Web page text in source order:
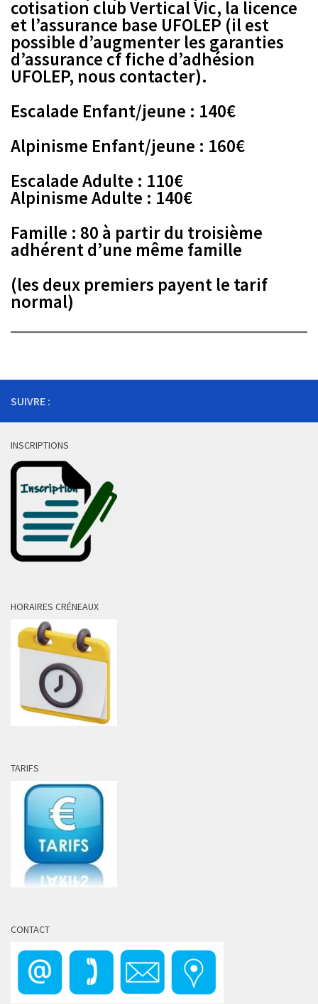
cotisation club Vertical Vic, la licence
et l’assurance base UFOLEP (il est
possible d’augmenter les garanties
d’assurance cf fiche d’adhésion
UFOLEP, nous contacter).
Escalade Enfant/jeune : 140€
Alpinisme Enfant/jeune : 160€
Escalade Adulte : 110€
Alpinisme Adulte : 140€
Famille : 80 à partir du troisième
adhérent d’une même famille
(les deux premiers payent le tarif
normal)
SUIVRE :
INSCRIPTIONS
HORAIRES CRÉNEAUX
TARIFS
CONTACT